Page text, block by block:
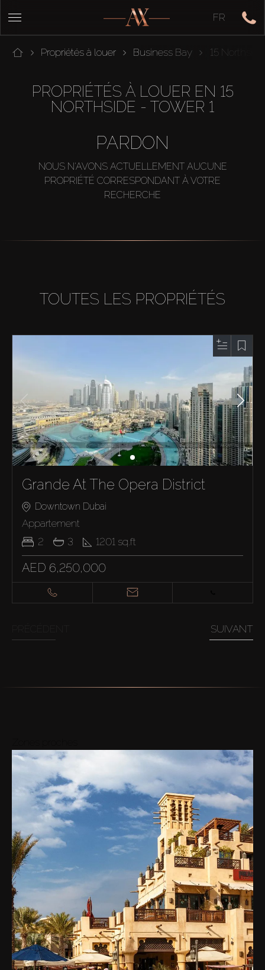
FR
Propriétés à louer Business Bay 15 Northside
PROPRIÉTÉS À LOUER EN 15
NORTHSIDE - TOWER 1
PARDON
NOUS N'AVONS ACTUELLEMENT AUCUNE
PROPRIÉTÉ CORRESPONDANT À VOTRE
RECHERCHE
TOUTES LES PROPRIÉTÉS
Grande At The Opera District
Downtown Dubai
Appartement
2
3 1201 sq.ft
AED 6,250,000
SUIVANT